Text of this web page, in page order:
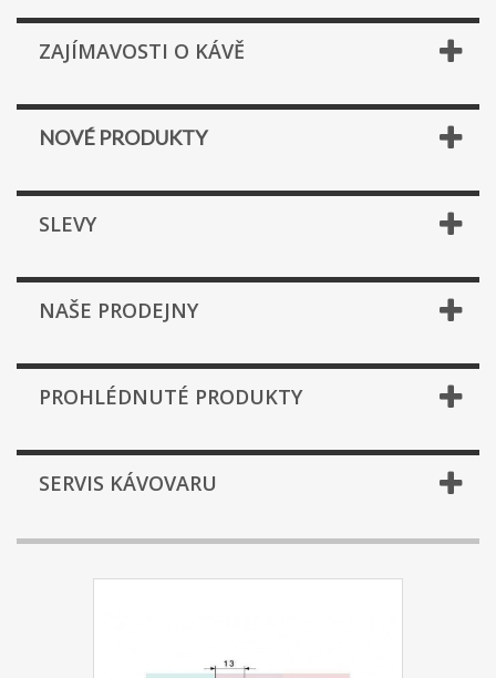
ZAJÍMAVOSTI O KÁVĚ
NOVÉ PRODUKTY
SLEVY
NAŠE PRODEJNY
PROHLÉDNUTÉ PRODUKTY
SERVIS KÁVOVARU